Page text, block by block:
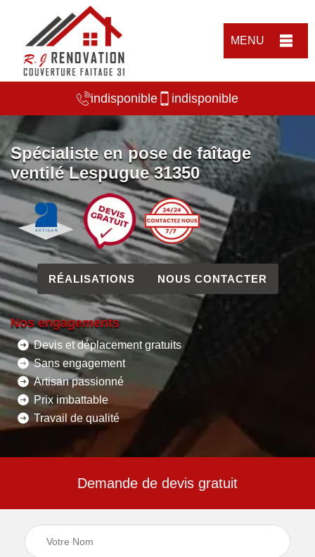
MENU
indisponible indisponible
Spécialiste en pose de faîtage
ventilé Lespugue 31350
RÉALISATIONS NOUS CONTACTER
Nos engagements
Devis et déplacement gratuits
Sans engagement
Artisan passionné
Prix imbattable
Travail de qualité
Demande de devis gratuit